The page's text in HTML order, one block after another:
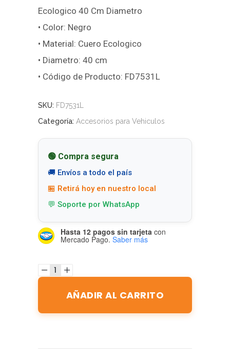
Ecologico 40 Cm Diametro
• Color: Negro
• Material: Cuero Ecologico
• Diametro: 40 cm
• Código de Producto: FD7531L
SKU: FD7531L
Categoría: Accesorios para Vehiculos
🟢 Compra segura
🚚 Envíos a todo el país
🏪 Retirá hoy en nuestro local
💬 Soporte por WhatsApp
Hasta 12 pagos sin tarjeta con
Mercado Pago. Saber más
AÑADIR AL CARRITO